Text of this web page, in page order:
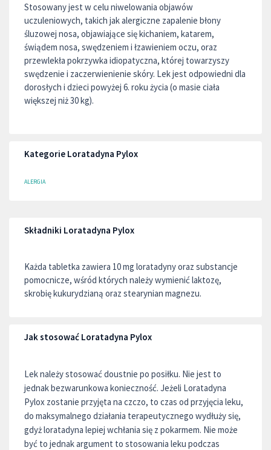
Stosowany jest w celu niwelowania objawów
uczuleniowych, takich jak alergiczne zapalenie błony
śluzowej nosa, objawiające się kichaniem, katarem,
świądem nosa, swędzeniem i łzawieniem oczu, oraz
przewlekła pokrzywka idiopatyczna, której towarzyszy
swędzenie i zaczerwienienie skóry. Lek jest odpowiedni dla
dorosłych i dzieci powyżej 6. roku życia (o masie ciała
większej niż 30 kg).
Kategorie Loratadyna Pylox
ALERGIA
Składniki Loratadyna Pylox
Każda tabletka zawiera 10 mg loratadyny oraz substancje
pomocnicze, wśród których należy wymienić laktozę,
skrobię kukurydzianą oraz stearynian magnezu.
Jak stosować Loratadyna Pylox
Lek należy stosować doustnie po posiłku. Nie jest to
jednak bezwarunkowa konieczność. Jeżeli Loratadyna
Pylox zostanie przyjęta na czczo, to czas od przyjęcia leku,
do maksymalnego działania terapeutycznego wydłuży się,
gdyż loratadyna lepiej wchłania się z pokarmem. Nie może
być to jednak argument to stosowania leku podczas